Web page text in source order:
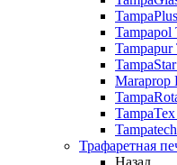
Tampapol
Maraprop
Трафаретная
Назад